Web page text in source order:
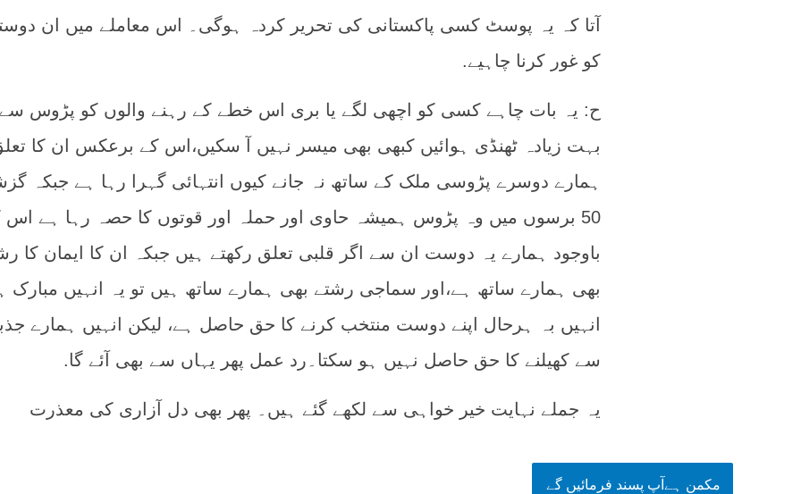
آتا کہ یہ پوسٹ کسی پاکستانی کی تحریر کردہ ہوگی۔ اس معاملے میں ان
کو غور کرنا چاہیے.
ح: یہ بات چاہے کسی کو اچھی لگے یا بری اس خطے کے رہنے والوں کو پڑوس سے
بہت زیادہ ٹھنڈی ہوائیں کبھی بھی میسر نہیں آ سکیں،اس کے برعکس ان کا
ہمارے دوسرے پڑوسی ملک کے ساتھ نہ جانے کیوں انتہائی گہرا رہا ہے جبکہ
50 برسوں میں وہ پڑوس ہمیشہ حاوی اور حملہ اور قوتوں کا حصہ رہا ہے اس
باوجود ہمارے یہ دوست ان سے اگر قلبی تعلق رکھتے ہیں جبکہ ان کا ایمان کا
بھی ہمارے ساتھ ہے،اور سماجی رشتے بھی ہمارے ساتھ ہیں تو یہ انہیں مبارک
انہیں بہ ہرحال اپنے دوست منتخب کرنے کا حق حاصل ہے، لیکن انہیں ہمارے
سے کھیلنے کا حق حاصل نہیں ہو سکتا۔رد عمل پھر یہاں سے بھی آئے گا.
یہ جملے نہایت خیر خواہی سے لکھے گئے ہیں۔ پھر بھی دل آزاری کی معذرت
مکمن ہےآپ پسند فرمائیں گے